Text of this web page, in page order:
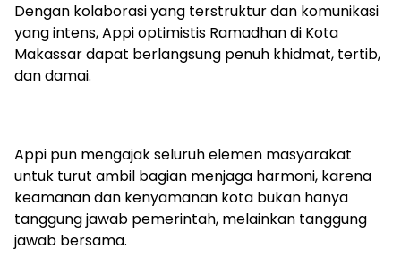
Dengan kolaborasi yang terstruktur dan komunikasi
yang intens, Appi optimistis Ramadhan di Kota
Makassar dapat berlangsung penuh khidmat, tertib,
dan damai.
Appi pun mengajak seluruh elemen masyarakat
untuk turut ambil bagian menjaga harmoni, karena
keamanan dan kenyamanan kota bukan hanya
tanggung jawab pemerintah, melainkan tanggung
jawab bersama.